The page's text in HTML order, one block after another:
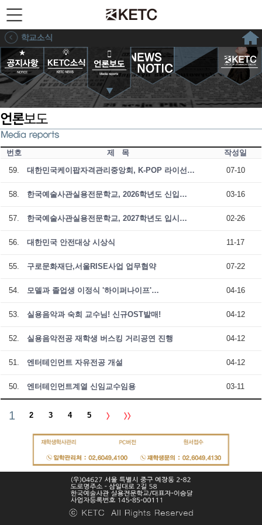
번호 제 목
작성일
59.
대한민국케이팝자격관리중앙회, K-POP 라이선… 07-10
58. 한국예술사관실용전문학교, 2026학년도 신입… 03-16
57. 한국예술사관실용전문학교, 2027학년도 입시… 02-26
56. 대한민국 안전대상 시상식 11-17
55. 구로문화재단,서울RISE사업 업무협약 07-22
54. 모델과 졸업생 이정식 '하이퍼나이프'… 04-16
53. 실용음악과 숙희 교수님! 신규OST발매! 04-12
52. 실용음악전공 재학생 버스킹 거리공연 진행 04-12
51. 엔터테인먼트 자유전공 개설 04-12
50. 엔터테인먼트계열 신임교수임용 03-11
1 2 3 4 5